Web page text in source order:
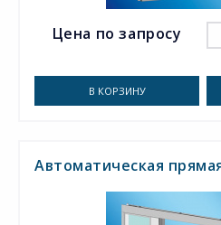
Цена по запросу
В КОРЗИНУ
Автоматическая